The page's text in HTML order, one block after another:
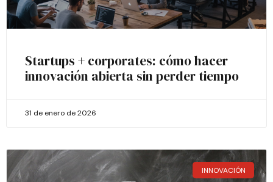
Startups + corporates: cómo hacer
innovación abierta sin perder tiempo
31 de enero de 2026
INNOVACIÓN